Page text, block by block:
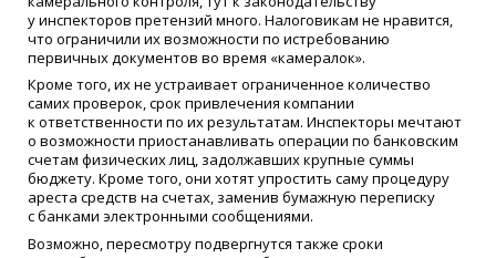
у инспекторов претензий много. Налоговикам не нравится,
что ограничили их возможности по истребованию
первичных документов во время «камералок».
Кроме того, их не устраивает ограниченное количество
самих проверок, срок привлечения компании
к ответственности по их результатам. Инспекторы мечтают
о возможности приостанавливать операции по банковским
счетам физиче­ских лиц, задолжавших крупные суммы
бюджету. Кроме того, они хотят упростить саму процедуру
ареста средств на счетах, заменив бумажную переписку
с банками электронными сообщениями.
Возможно, пересмотру подвергнутся также сроки